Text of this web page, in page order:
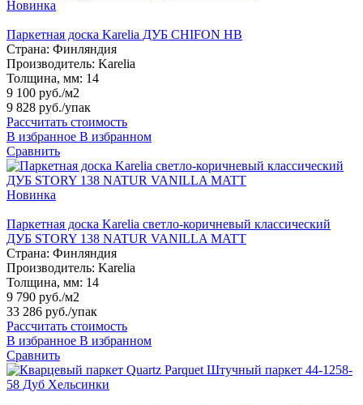
Новинка
Паркетная доска Karelia ДУБ CHIFON HB
Страна: Финляндия
Производитель: Karelia
Толщина, мм: 14
9 100 руб./м2
9 828 руб./упак
Рассчитать стоимость
В избранное В избранном
Сравнить
Новинка
Паркетная доска Karelia светло-коричневый классический
ДУБ STORY 138 NATUR VANILLA MATT
Страна: Финляндия
Производитель: Karelia
Толщина, мм: 14
9 790 руб./м2
33 286 руб./упак
Рассчитать стоимость
В избранное В избранном
Сравнить